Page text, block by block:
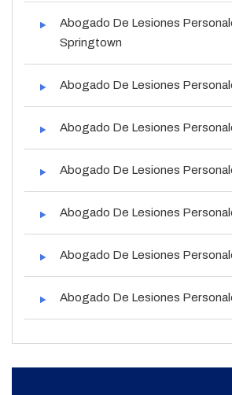
Abogado De Lesiones
Springtown
Abogado De Lesiones
Abogado De Lesiones
Abogado De Lesiones
Abogado De Lesiones
Abogado De Lesiones
Abogado De Lesiones